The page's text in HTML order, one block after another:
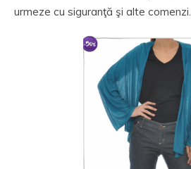
urmeze cu siguranţă şi alte comenzi.